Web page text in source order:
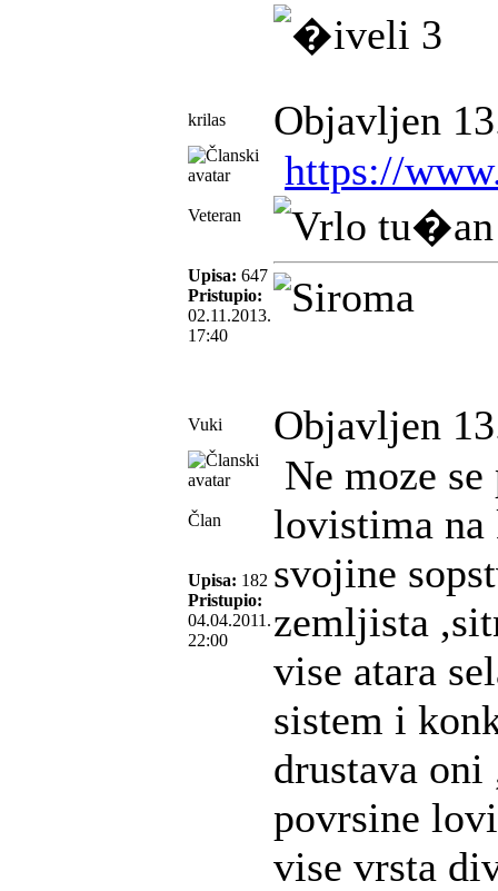
krilas Objavljen
Veteran
Upisa: 647
Pristupio:
02.11.2013.
17:40
https://
Vuki Objavljen
Član
Upisa: 182
Pristupio:
04.04.2011.
22:00
Ne moze
lovistima
svojine
zemljista
vise atara
sistem i
drustava
povrsine
vise vrsta